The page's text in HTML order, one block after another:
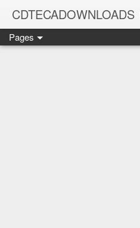
CDTECADOWNLOADS
Pages